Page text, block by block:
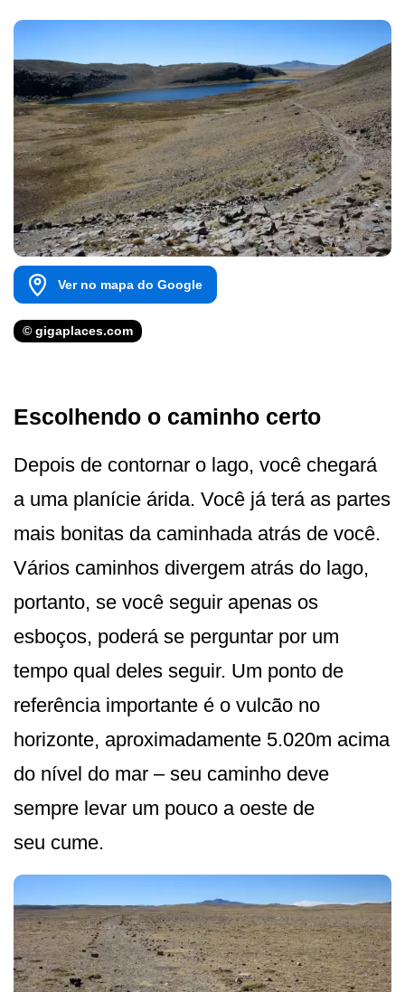
Ver no mapa do Google
© gigaplaces.com
Escolhendo o caminho certo
Depois de contornar o lago, você chegará
a uma planície árida. Você já terá as partes
mais bonitas da caminhada atrás de você.
Vários caminhos divergem atrás do lago,
portanto, se você seguir apenas os
esboços, poderá se perguntar por um
tempo qual deles seguir. Um ponto de
referência importante é o vulcão no
horizonte, aproximadamente 5.020m acima
do nível do mar – seu caminho deve
sempre levar um pouco a oeste de
seu cume.